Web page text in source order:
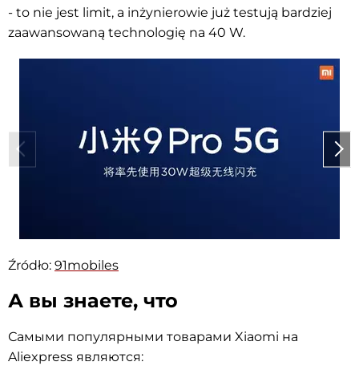
- to nie jest limit, a inżynierowie już testują bardziej
zaawansowaną technologię na 40 W.
Źródło: 91mobiles
А вы знаете, что
Самыми популярными товарами Xiaomi на
Aliexpress являются: